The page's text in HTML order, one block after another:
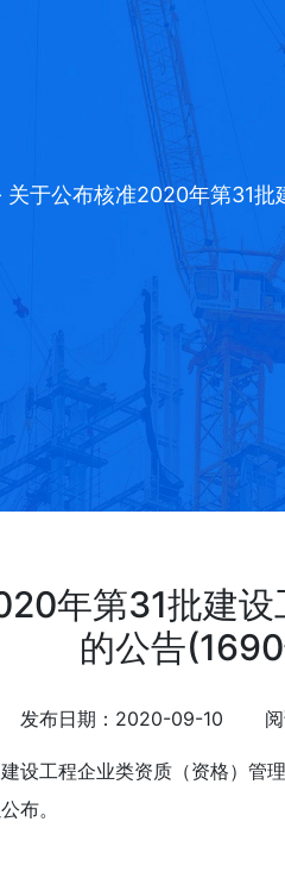
关于公布核准2020年第31批
年第31批建
的公告
发布日期：2020-09-10 阅
设工程企业类资质（资格）管
布。